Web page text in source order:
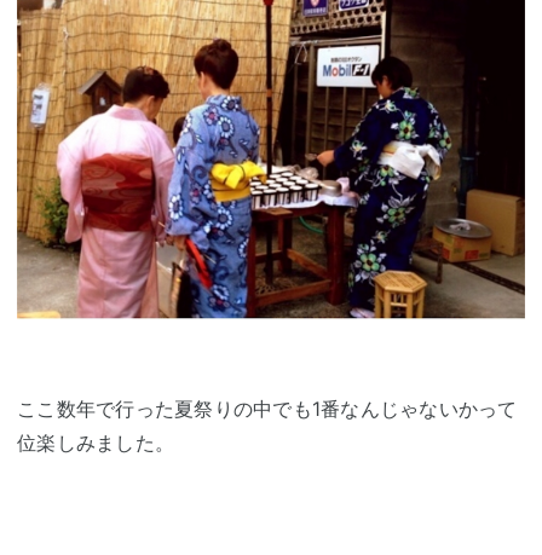
ここ数年で行った夏祭りの中でも1番なんじゃないかって
位楽しみました。